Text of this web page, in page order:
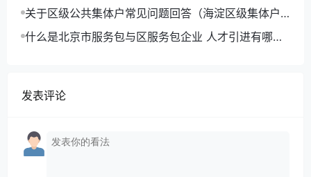
可以拿到北京户口
关于区级公共集体户常见问题回答（海淀区级集体户
为例）
什么是北京市服务包与区服务包企业 人才引进有哪些
发表评论